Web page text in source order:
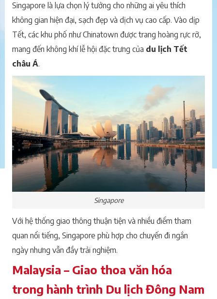
Singapore là lựa chọn lý tưởng cho những ai yêu thích
không gian hiện đại, sạch đẹp và dịch vụ cao cấp. Vào dịp
Tết, các khu phố như Chinatown được trang hoàng rực rỡ,
mang đến không khí lễ hội đặc trưng của du lịch Tết
châu Á.
Singapore
Với hệ thống giao thông thuận tiện và nhiều điểm tham
quan nổi tiếng, Singapore phù hợp cho chuyến đi ngắn
ngày nhưng vẫn đầy trải nghiệm.
Malaysia – Giao thoa văn hóa
trong hành trình Du lịch Đông Nam